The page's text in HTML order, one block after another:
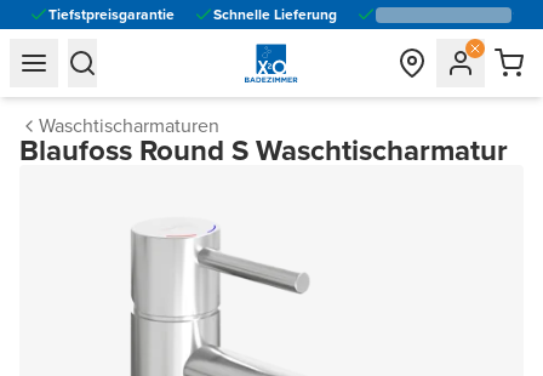
Tiefstpreisgarantie Schnelle Lieferung
general.navigation.toggle_menu.label
general.navigation.toggle_menu.label
Waschtischarmaturen
Blaufoss Round S Waschtischarmatur